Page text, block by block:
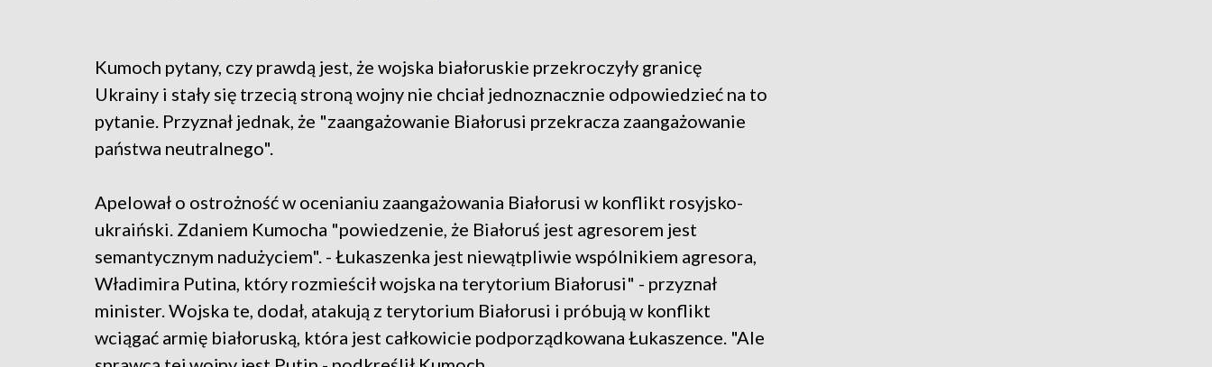
Kumoch pytany, czy prawdą jest, że wojska białoruskie przekroczyły granicę
Ukrainy i stały się trzecią stroną wojny nie chciał jednoznacznie odpowiedzieć na to
pytanie. Przyznał jednak, że "zaangażowanie Białorusi przekracza zaangażowanie
państwa neutralnego".
Apelował o ostrożność w ocenianiu zaangażowania Białorusi w konflikt rosyjsko-
ukraiński. Zdaniem Kumocha "powiedzenie, że Białoruś jest agresorem jest
semantycznym nadużyciem". - Łukaszenka jest niewątpliwie wspólnikiem agresora,
Władimira Putina, który rozmieścił wojska na terytorium Białorusi" - przyznał
minister. Wojska te, dodał, atakują z terytorium Białorusi i próbują w konflikt
wciągać armię białoruską, która jest całkowicie podporządkowana Łukaszence. "Ale